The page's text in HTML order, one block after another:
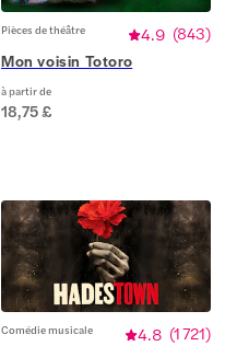
Pièces de théâtre 4.9 (843)
Mon voisin Totoro
à partir de
18,75 £
Comédie musicale 4.8 (1 721)